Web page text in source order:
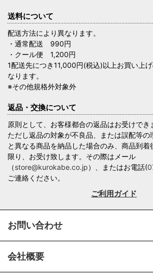
送料について
配送方法により異なります。
・通常配送 990円
・クール便 1,200円
1配送先につき11,000円(税込)以上お買い上
なります。
※その他規格外対象外
返品・交換について
原則として、お客様都合の返品はお受けでき
ただし返品の対象が不良品、または誤配等の
と異なる商品を納品した場合のみ、商品到着
限り、お受け致します。その際はメール
（store@kurokabe.co.jp）、またはお電話(
ご連絡ください。
ご利用ガイド
お問い合わせ
会社概要